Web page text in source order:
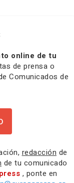
online de tu
de prensa o
Comunicados de
redacción de
de tu comunicado
press , ponte en